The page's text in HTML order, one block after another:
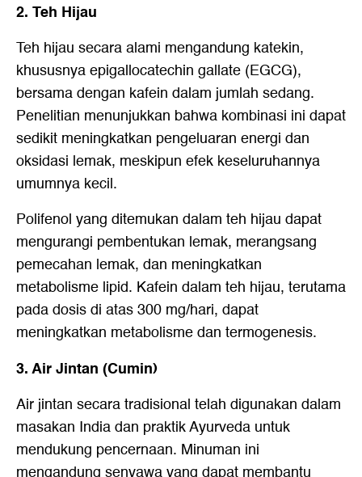
2. Teh Hijau
Teh hijau secara alami mengandung katekin,
khususnya epigallocatechin gallate (EGCG),
bersama dengan kafein dalam jumlah sedang.
Penelitian menunjukkan bahwa kombinasi ini dapat
sedikit meningkatkan pengeluaran energi dan
oksidasi lemak, meskipun efek keseluruhannya
umumnya kecil.
Polifenol yang ditemukan dalam teh hijau dapat
mengurangi pembentukan lemak, merangsang
pemecahan lemak, dan meningkatkan
metabolisme lipid. Kafein dalam teh hijau, terutama
pada dosis di atas 300 mg/hari, dapat
meningkatkan metabolisme dan termogenesis.
3. Air Jintan (Cumin)
Air jintan secara tradisional telah digunakan dalam
masakan India dan praktik Ayurveda untuk
mendukung pencernaan. Minuman ini